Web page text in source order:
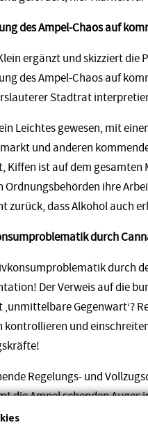
des Ampel-Chaos auf
ergänzt und skizziert die
des Ampel-Chaos auf
Stadtrat
Leichtes gewesen, mit
und anderen
Kiffen ist auf dem
Ordnungsbehörden ihre
zurück, dass Alkohol auch
durch
durch
Der Verweis auf die
‚unmittelbare Gegenwart‘?
kontrollieren und
Regelungs- und
die Ampel sehenden Auges
das ist die traurige Ansage